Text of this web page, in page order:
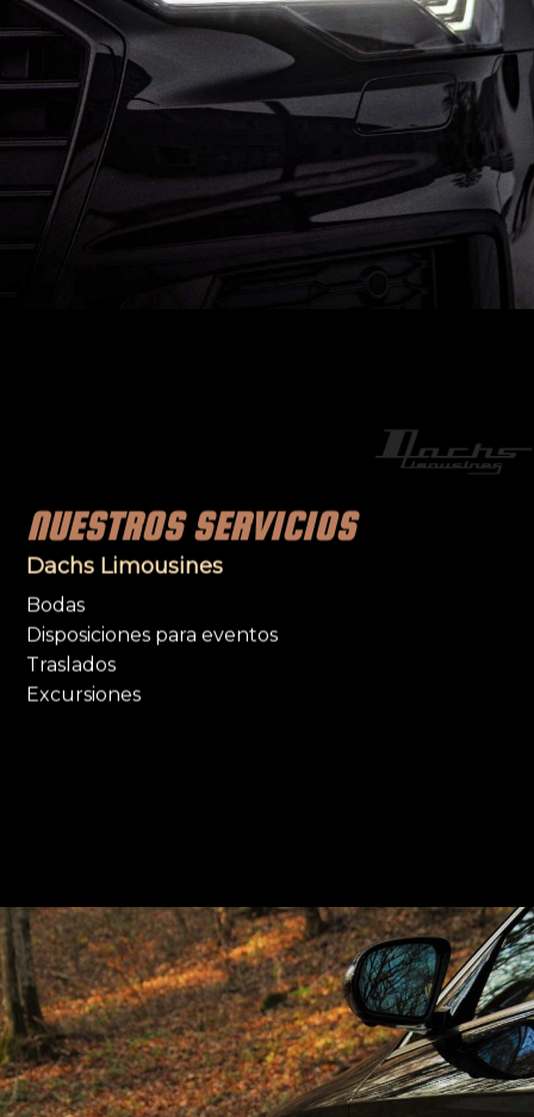
NUESTROS SERVICIOS
Dachs Limousines
Bodas
Disposiciones para eventos
Traslados
Excursiones